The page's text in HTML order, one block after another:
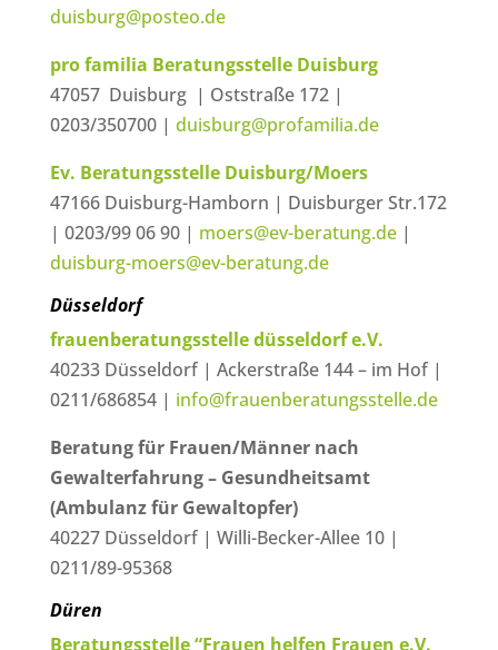
duisburg@posteo.de
pro familia Beratungsstelle Duisburg
47057 Duisburg | Oststraße 172 |
0203/350700 | duisburg@profamilia.de
Ev. Beratungsstelle Duisburg/Moers
47166 Duisburg-Hamborn | Duisburger Str.172
| 0203/99 06 90 | moers@ev-beratung.de|
duisburg-moers@ev-beratung.de
Düsseldorf
frauenberatungsstelle düsseldorf e.V.
40233 Düsseldorf | Ackerstraße 144 – im Hof |
0211/686854 | info@frauenberatungsstelle.de
Beratung für Frauen/Männer nach
Gewalterfahrung – Gesundheitsamt
(Ambulanz für Gewaltopfer)
40227 Düsseldorf | Willi-Becker-Allee 10 |
0211/89-95368
Düren
Beratungsstelle “Frauen helfen Frauen e.V.